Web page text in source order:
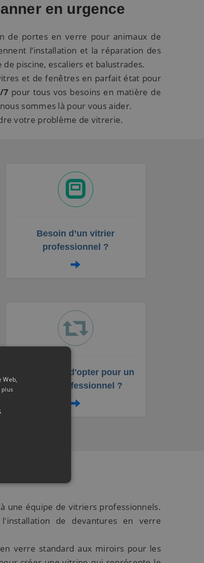
en urgence
de portes en verre pour animaux de
l’installation et la réparation des
piscine, escaliers et balustrades.
et de fenêtres en parfait état pour
7 pour tous vos besoins en matière de
sommes là pour vous aider.
votre problème de vitrerie.
Besoin d’un vitrier
professionnel ?
Les raisons d'opter pour un
vitrier professionnel ?
une équipe de vitriers professionnels.
de devantures en verre
verre standard aux miroirs pour les
plus